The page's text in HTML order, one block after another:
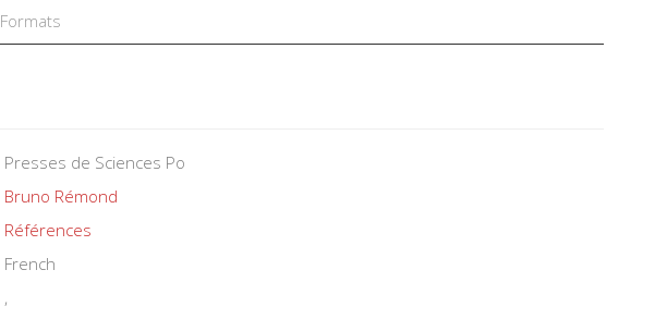
Formats
Presses de Sciences Po
Bruno Rémond
Références
French
,